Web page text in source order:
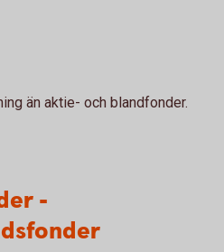
än aktie- och blandfonder.
-